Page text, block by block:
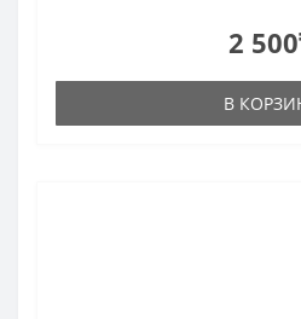
2
В